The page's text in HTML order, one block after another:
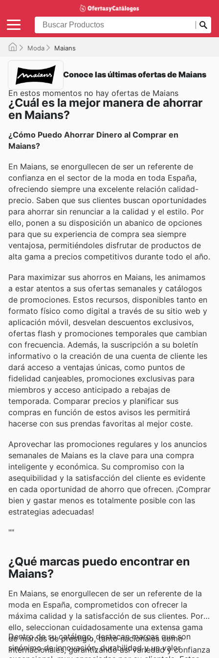
Moda Maians
Conoce las últimas ofertas de Maians
En estos momentos no hay ofertas de Maians
¿Cuál es la mejor manera de ahorrar
en Maians?
¿Cómo Puedo Ahorrar Dinero al Comprar en
Maians?
En Maians, se enorgullecen de ser un referente de
confianza en el sector de la moda en toda España,
ofreciendo siempre una excelente relación calidad-
precio. Saben que sus clientes buscan oportunidades
para ahorrar sin renunciar a la calidad y el estilo. Por
ello, ponen a su disposición un abanico de opciones
para que su experiencia de compra sea siempre
ventajosa, permitiéndoles disfrutar de productos de
alta gama a precios competitivos durante todo el año.
Para maximizar sus ahorros en Maians, les animamos
a estar atentos a sus ofertas semanales y catálogos
de promociones. Estos recursos, disponibles tanto en
formato físico como digital a través de su sitio web y
aplicación móvil, desvelan descuentos exclusivos,
ofertas flash y promociones temporales que cambian
con frecuencia. Además, la suscripción a su boletín
informativo o la creación de una cuenta de cliente les
dará acceso a ventajas únicas, como puntos de
fidelidad canjeables, promociones exclusivas para
miembros y acceso anticipado a rebajas de
temporada. Comparar precios y planificar sus
compras en función de estos avisos les permitirá
hacerse con sus prendas favoritas al mejor coste.
Aprovechar las promociones regulares y los anuncios
semanales de Maians es la clave para una compra
inteligente y económica. Su compromiso con la
asequibilidad y la satisfacción del cliente es evidente
en cada oportunidad de ahorro que ofrecen. ¡Comprar
bien y gastar menos es totalmente posible con las
estrategias adecuadas!
""
¿Qué marcas puedo encontrar en
Maians?
En Maians, se enorgullecen de ser un referente de la
moda en España, comprometidos con ofrecer la
máxima calidad y la satisfacción de sus clientes. Por
ello, seleccionan cuidadosamente una extensa gama
de marcas de prestigio, tanto nacionales como
internacionales, garantizando así variedad y confianza
Dentro de su catálogo, destacan marcas que son
sinónimo de innovación, durabilidad y un valor